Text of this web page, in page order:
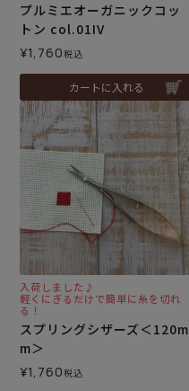
プルミエオーガニックコッ
トン col.01IV
¥1,760税込
カートに入れる
入荷しました♪
軽くにぎるだけで簡単に糸を切れ
る！
スプリングシザーズ＜120m
m＞
¥1,760税込